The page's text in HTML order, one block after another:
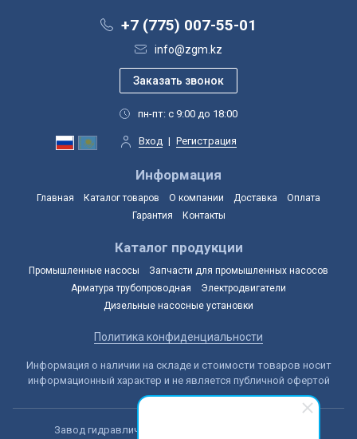
+7 (775) 007-55-01
info@zgm.kz
пн-пт: с 9:00 до 18:00
Вход | Регистрация
Информация
Главная Каталог товаров О компании Доставка
Оплата
Гарантия
Контакты
Каталог продукции
Промышленные насосы
Запчасти для промышленных насосов
Арматура трубопроводная
Электродвигатели
Дизельные насосные установки
Политика конфиденциальности
Информация о наличии на складе и стоимости товаров носит
информационный характер и не является публичной офертой
Завод гидравлических машин © 2014-2026, Астана